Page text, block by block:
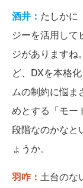
酒井： たしかに
ジーを活用して
ジがありますね
ど、DXを本格
ムの制約に悩ま
めとする「モー
段階なのかなと
ょうか。
羽咋： 土台のな